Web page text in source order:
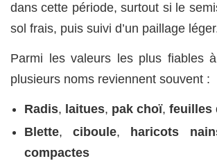
dans cette période, surtout si le
sol frais, puis suivi d’un paillage
Parmi les valeurs les plus fiables
plusieurs noms reviennent souvent :
Radis, laitues, pak choï, feuilles
Blette,ciboule, haricots
compactes